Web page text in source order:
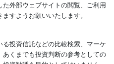
外部ウェブサイトの閲覧、ご利用
すようお願いいたします。
投資信託などの比較検索、マーケ
くまでも投資判断の参考としての